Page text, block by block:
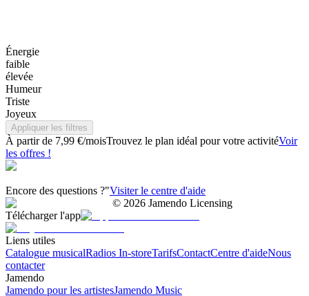
Énergie
faible
élevée
Humeur
Triste
Joyeux
Appliquer les filtres
À partir de 7,99 €/moisTrouvez le plan idéal pour votre activitéVoir
les offres !
Encore des questions ?"Visiter le centre d'aide
© 2026 Jamendo Licensing
Télécharger l'app
Liens utiles
Catalogue musicalRadios In-storeTarifsContactCentre d'aideNous
contacter
Jamendo
Jamendo pour les artistesJamendo Music